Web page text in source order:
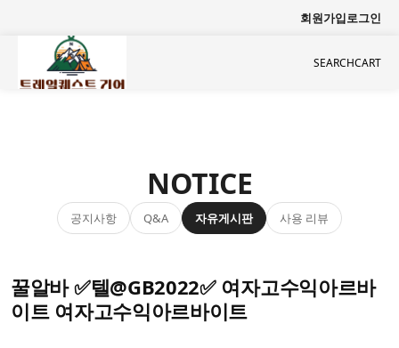
회원가입로그인
SEARCHCART
NOTICE
공지사항 Q&A 자유게시판 사용 리뷰
꿀알바 ✅텔@GB2022✅ 여자고수익아르바
이트 여자고수익아르바이트